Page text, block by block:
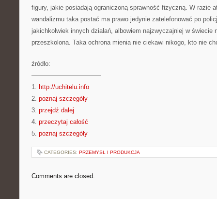
figury, jakie posiadają ograniczoną sprawność fizyczną. W razie
wandalizmu taka postać ma prawo jedynie zatelefonować po
jakichkolwiek innych działań, albowiem najzwyczajniej w świecie
przeszkolona. Taka ochrona mienia nie ciekawi nikogo, kto nie
źródło:
———————————
1. http://uchitelu.info
2. poznaj szczegóły
3. przejdź dalej
4. przeczytaj całość
5. poznaj szczegóły
CATEGORIES: PRZEMYSŁ I PRODUKCJA
Comments are closed.